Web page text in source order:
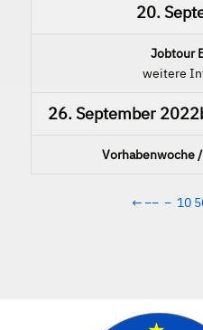
20.
Jobtour
weitere
26. September 2022
Vorhabenwoche
← −− − 10